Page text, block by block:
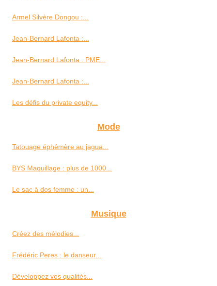
Armel Silvère Dongou :...
Jean-Bernard Lafonta :...
Jean-Bernard Lafonta : PME...
Jean-Bernard Lafonta :...
Les défis du private equity...
Mode
Tatouage éphémère au jagua...
BYS Maquillage : plus de 1000...
Le sac à dos femme : un...
Musique
Créez des mélodies...
Frédéric Peres : le danseur...
Développez vos qualités...